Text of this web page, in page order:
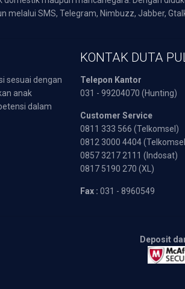
melalui SMS, Telegram, Nimbuzz, Jabber,
sesuai dengan
anak
dalam
KONTAK DUTA
Telepon Kantor
031 - 99204070 (Hunting)
Customer Service
0811 333 566 (Telkomsel)
0812 3000 4404
0857 3217 2111 (Indosat)
0817 5190 270 (XL)
Fax : 031 - 8960549
Deposit